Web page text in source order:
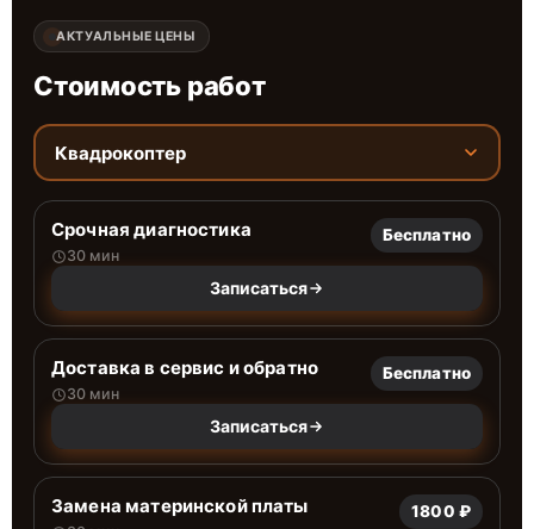
АКТУАЛЬНЫЕ ЦЕНЫ
Стоимость работ
Квадрокоптер
Срочная диагностика
30 мин
Бесплатно
Записаться
Доставка в сервис и обратно
30 мин
Бесплатно
Записаться
Замена материнской платы 1800 ₽